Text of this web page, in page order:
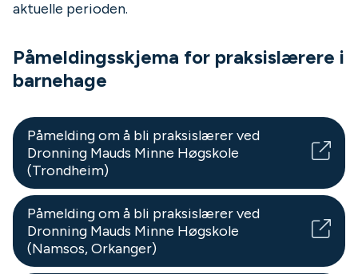
aktuelle perioden.
Påmeldingsskjema for praksislærere i
barnehage
Påmelding om å bli praksislærer ved
Dronning Mauds Minne Høgskole
(Trondheim)
Påmelding om å bli praksislærer ved
Dronning Mauds Minne Høgskole
(Namsos, Orkanger)